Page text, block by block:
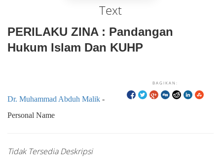
Text
PERILAKU ZINA : Pandangan
Hukum Islam Dan KUHP
BAGIKAN:
Dr. Muhammad Abduh Malik -
Personal Name
Tidak Tersedia Deskripsi